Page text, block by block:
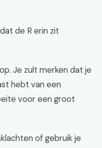
de R erin zit
Je zult merken dat je
hebt van een
voor een groot
of gebruik je